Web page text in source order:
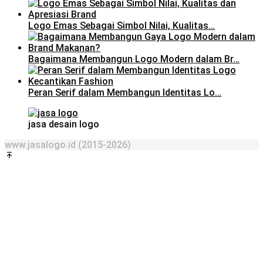
Logo Emas Sebagai Simbol Nilai, Kualitas…
Bagaimana Membangun Logo Modern dalam Br…
Peran Serif dalam Membangun Identitas Lo…
jasa desain logo
www.jasalogo.id (2015-2026)